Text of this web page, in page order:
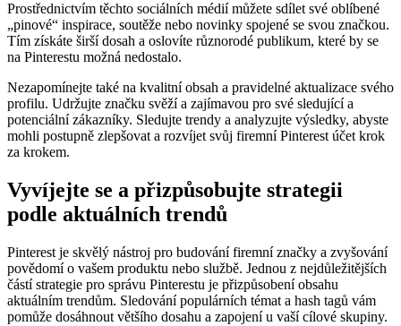
Prostřednictvím těchto sociálních médií můžete sdílet své oblíbené
„pinové“ inspirace, soutěže nebo novinky spojené se svou značkou.
Tím získáte širší dosah a oslovíte různorodé publikum, které by se
na Pinterestu možná nedostalo.
Nezapomínejte také na kvalitní obsah a pravidelné aktualizace svého
profilu. Udržujte značku svěží a zajímavou pro své sledující a
potenciální zákazníky. Sledujte trendy a analyzujte výsledky, abyste
mohli postupně zlepšovat a rozvíjet svůj firemní Pinterest účet krok
za krokem.
Vyvíjejte se a přizpůsobujte strategii
podle aktuálních trendů
Pinterest je skvělý nástroj pro budování firemní značky a zvyšování
povědomí o vašem produktu nebo službě. Jednou z nejdůležitějších
částí strategie pro správu Pinterestu je přizpůsobení obsahu
aktuálním trendům. Sledování populárních témat a hash tagů vám
pomůže dosáhnout většího dosahu a zapojení u vaší cílové skupiny.